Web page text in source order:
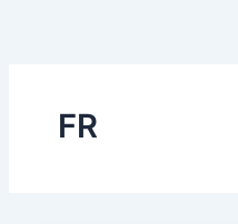
FR